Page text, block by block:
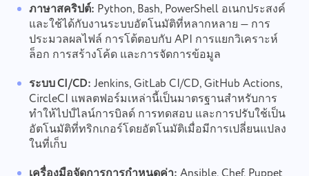
ภาษาสคริปต์: Python, Bash, PowerShell อเนกประสงค์
และใช้ได้กับงานระบบอัตโนมัติที่หลากหลาย — การ
ประมวลผลไฟล์ การโต้ตอบกับ API การแยกวิเคราะห์
ล็อก การสร้างโค้ด และการจัดการข้อมูล
ระบบ CI/CD: Jenkins, GitLab CI/CD, GitHub Actions,
CircleCI แพลตฟอร์มเหล่านี้เป็นมาตรฐานสำหรับการ
ทำให้ไปป์ไลน์การบิลด์ การทดสอบ และการปรับใช้เป็น
อัตโนมัติที่ทริกเกอร์โดยอัตโนมัติเมื่อมีการเปลี่ยนแปลง
ในที่เก็บ